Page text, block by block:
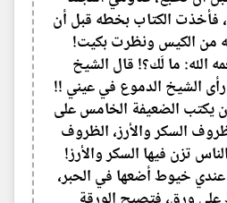
فأخذت الكتاب بخطه قبل أن
من الكيس ونظرت بكيت!
الله: ما لَك؟! قال الشيخ
الشيخ الدموع في عيني !!
يكتب الضعيفة الخامس على
السكر والأرز، الظروف
تزن فيها السكر والأرز!
خيوط أضعها في الحبر،